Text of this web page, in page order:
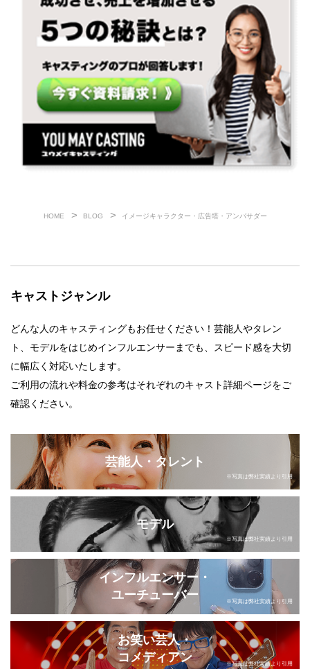
HOME BLOG イメージキャラクター・広告塔・アンバサダー
キャストジャンル
どんな人のキャスティングもお任せください！芸能人やタレン
ト、モデルをはじめインフルエンサーまでも、スピード感を大切
に幅広く対応いたします。
ご利用の流れや料金の参考はそれぞれのキャスト詳細ページをご
確認ください。
芸能人・タレント
※写真は弊社実績より引用
モデル
※写真は弊社実績より引用
インフルエンサー・
ユーチューバー
※写真は弊社実績より引用
お笑い芸人・
コメディアン
※写真は弊社実績より引用